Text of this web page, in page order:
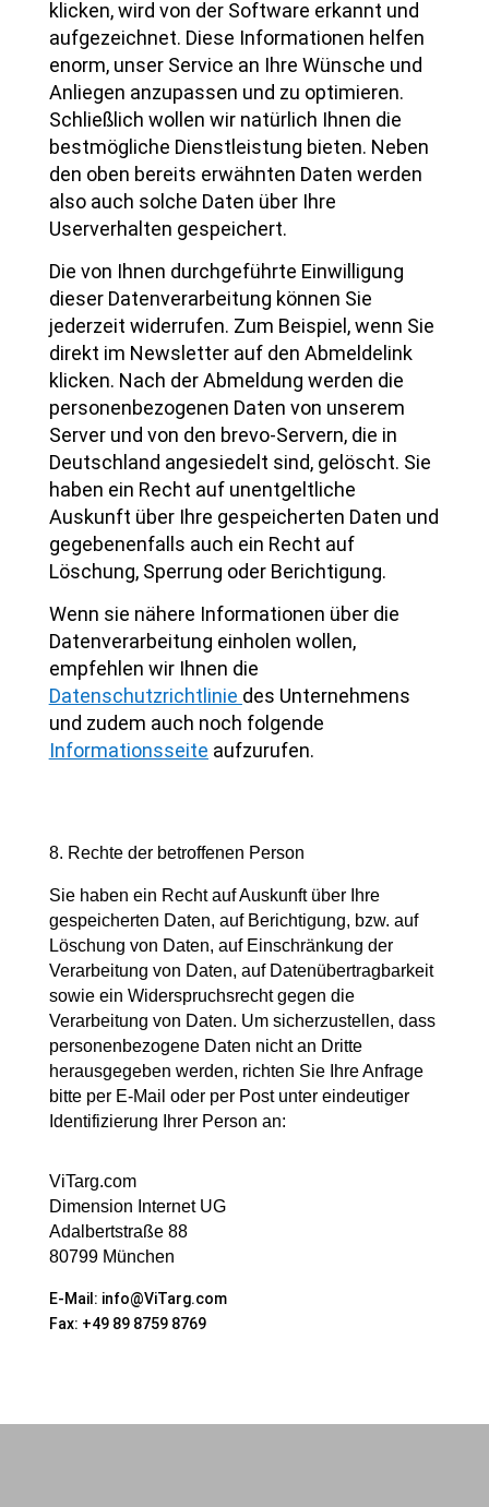
klicken, wird von der Software erkannt und
aufgezeichnet. Diese Informationen helfen
enorm, unser Service an Ihre Wünsche und
Anliegen anzupassen und zu optimieren.
Schließlich wollen wir natürlich Ihnen die
bestmögliche Dienstleistung bieten. Neben
den oben bereits erwähnten Daten werden
also auch solche Daten über Ihre
Userverhalten gespeichert.
Die von Ihnen durchgeführte Einwilligung
dieser Datenverarbeitung können Sie
jederzeit widerrufen. Zum Beispiel, wenn Sie
direkt im Newsletter auf den Abmeldelink
klicken. Nach der Abmeldung werden die
personenbezogenen Daten von unserem
Server und von den brevo-Servern, die in
Deutschland angesiedelt sind, gelöscht. Sie
haben ein Recht auf unentgeltliche
Auskunft über Ihre gespeicherten Daten und
gegebenenfalls auch ein Recht auf
Löschung, Sperrung oder Berichtigung.
Wenn sie nähere Informationen über die
Datenverarbeitung einholen wollen,
empfehlen wir Ihnen die
Datenschutzrichtlinie des Unternehmens
und zudem auch noch folgende
Informationsseite aufzurufen.
8. Rechte der betroffenen Person
Sie haben ein Recht auf Auskunft über Ihre
gespeicherten Daten, auf Berichtigung, bzw. auf
Löschung von Daten, auf Einschränkung der
Verarbeitung von Daten, auf Datenübertragbarkeit
sowie ein Widerspruchsrecht gegen die
Verarbeitung von Daten. Um sicherzustellen, dass
personenbezogene Daten nicht an Dritte
herausgegeben werden, richten Sie Ihre Anfrage
bitte per E-Mail oder per Post unter eindeutiger
Identifizierung Ihrer Person an:
ViTarg.com
Dimension Internet UG
Adalbertstraße 88
80799 München
E-Mail: info@ViTarg.com
Fax: +49 89 8759 8769